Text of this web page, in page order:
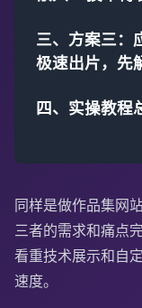
三、方案三
极速出片，先
四、实操教程
同样是做作品集网
三者的需求和痛点
看重技术展示和自
速度。